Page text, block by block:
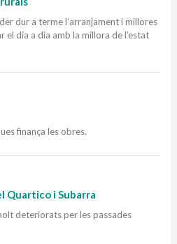
dur a terme l’arranjament i millores
el dia a dia amb la millora de l’estat
finança les obres.
Quartico i Subarra
deteriorats per les passades